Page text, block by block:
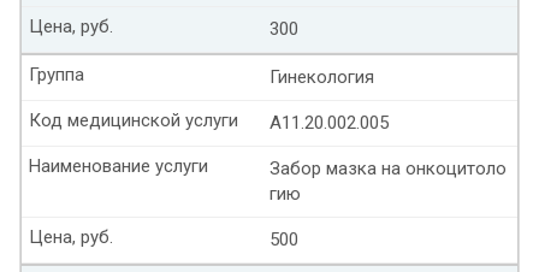
300
Цена, руб.
Гинекология
Группа
А11.20.002.005
Код медицинской услуги
Забор мазка на онкоцитоло
гию
Наименование услуги
500
Цена, руб.